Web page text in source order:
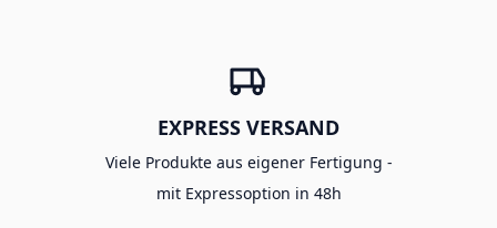
EXPRESS VERSAND
Viele Produkte aus eigener Fertigung -
mit Expressoption in 48h